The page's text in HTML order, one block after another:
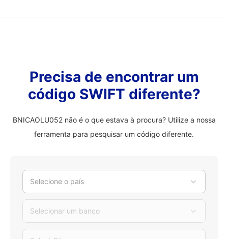
Precisa de encontrar um
código SWIFT diferente?
BNICAOLU052 não é o que estava à procura? Utilize a nossa
ferramenta para pesquisar um código diferente.
Selecione o país
Selecionar um banco